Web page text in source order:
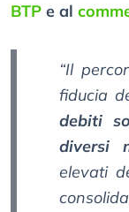
BTP e al
“Il
fiducia
debiti
diversi
elevati